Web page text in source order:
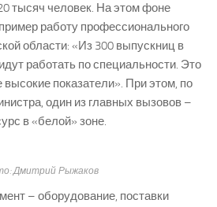
тысяч человек. На этом фоне
работу профессионального
области: «Из 300 выпускниц в
работать по специальности. Это
показатели». При этом, по
один из главных вызовов –
в «белой» зоне.
Дмитрий Рыжаков
– оборудование, поставки